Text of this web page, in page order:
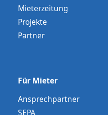
Mieterzeitung
Projekte
Partner
Für Mieter
Ansprechpartner
SEPA